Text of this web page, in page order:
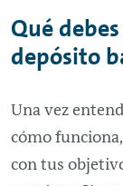
Qué
depósito
Una vez
cómo
con tus